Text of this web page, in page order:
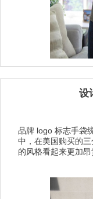
设
品牌 logo 标志手袋
中，在美国购买的
的风格看起来更加昂